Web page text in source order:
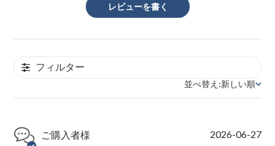
レビューを書く
フィルター
並べ替え
並べ替え:新しい順
ご購入者様
P
2026-06-27